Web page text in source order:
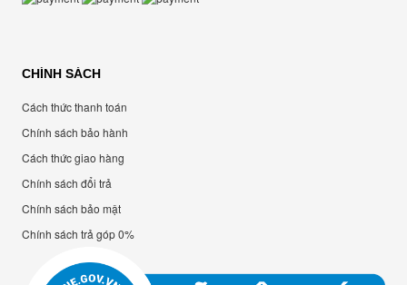
CHÍNH SÁCH
Cách thức thanh toán
Chính sách bảo hành
Cách thức giao hàng
Chính sách đổi trả
Chính sách bảo mật
Chính sách trả góp 0%